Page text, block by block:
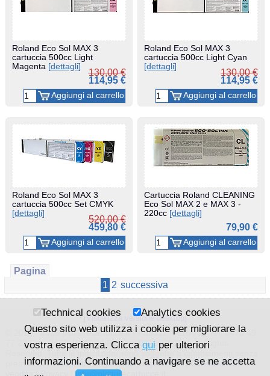
Technical cookies
Analytics cookies
Questo sito web utilizza i cookie per migliorare la
vostra esperienza. Clicca qui per ulteriori
informazioni. Continuando a navigare se ne accetta
Roland Eco Sol MAX 3
cartuccia 500cc Light
Magenta [dettagli]
130,00 €
114,95 €
Roland Eco Sol MAX 3
cartuccia 500cc Light Cyan
[dettagli]
130,00 €
114,95 €
Roland Eco Sol MAX 3
cartuccia 500cc Set CMYK
[dettagli]
520,00 €
459,80 €
Cartuccia Roland CLEANING
Eco Sol MAX 2 e MAX 3 -
220cc [dettagli]
79,90 €
Pagina
1 2 successiva
[Visualizza versione desktop]
© 2011 - 2026 plotterecartucce.it - I-39012 MERANO Tel. 0473 49
77 23 Fax. 0473 49 77 24 Part.Iva 02726200211 All Rights
Reserved. Tutte le indicazioni sono soggette a cambiamenti senza
preavviso. |Trasporti |Pagamenti|impressum|Condizioni di
vendita
|Privacy info@plotterecartucce.it